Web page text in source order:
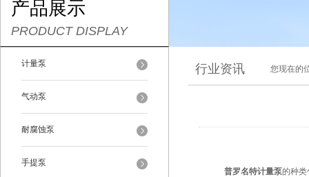
产品展示
PRODUCT DISPLAY
计量泵
气动泵
耐腐蚀泵
手提泵
行业资讯 您现在的
普罗名特计量泵的种类